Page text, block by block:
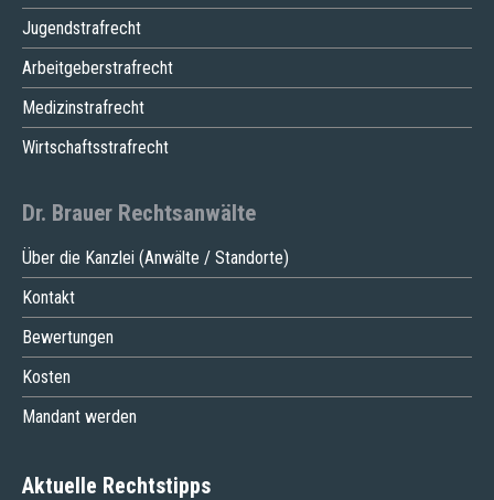
Jugendstrafrecht
Arbeitgeberstrafrecht
Medizinstrafrecht
Wirtschaftsstrafrecht
Dr. Brauer Rechtsanwälte
Über die Kanzlei (Anwälte / Standorte)
Kontakt
Bewertungen
Kosten
Mandant werden
Aktuelle Rechtstipps